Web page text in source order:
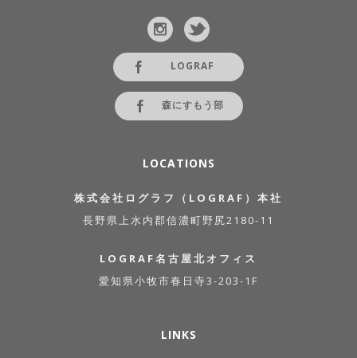
LOGRAF
森にすもう部
LOCATIONS
株式会社ログラフ（LOGRAF）本社
長野県上水内郡信濃町野尻2180-11
LOGRAF名古屋北オフィス
愛知県小牧市春日寺3-203-1F
LINKS